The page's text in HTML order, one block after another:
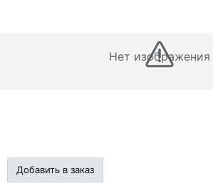
Нет изображения
Добавить в заказ